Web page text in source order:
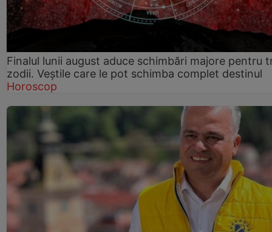
Finalul lunii august aduce schimbări majore pentru
zodii. Veștile care le pot schimba complet destinul
Horoscop